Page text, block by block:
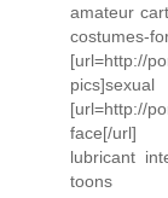
amateur
costumes-
[url=http://
[url=http://
face[/url]
lubricant
toons